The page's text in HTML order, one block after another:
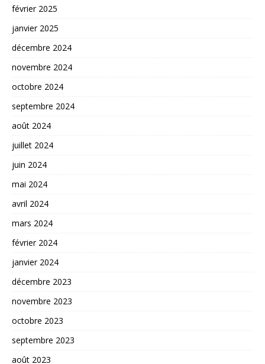
février 2025
janvier 2025
décembre 2024
novembre 2024
octobre 2024
septembre 2024
août 2024
juillet 2024
juin 2024
mai 2024
avril 2024
mars 2024
février 2024
janvier 2024
décembre 2023
novembre 2023
octobre 2023
septembre 2023
août 2023